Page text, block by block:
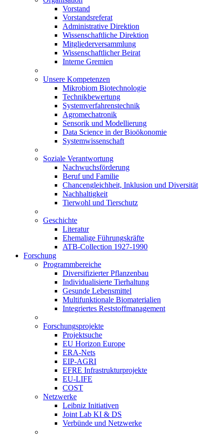
Vorstand
Vorstandsreferat
Administrative Direktion
Wissenschaftliche Direktion
Mitgliederversammlung
Wissenschaftlicher Beirat
Interne Gremien
Unsere Kompetenzen
Mikrobiom Biotechnologie
Technikbewertung
Systemverfahrenstechnik
Agromechatronik
Sensorik und Modellierung
Data Science in der Bioökonomie
Systemwissenschaft
Soziale Verantwortung
Nachwuchsförderung
Beruf und Familie
Chancengleichheit, Inklusion und Diversität
Nachhaltigkeit
Tierwohl und Tierschutz
Geschichte
Literatur
Ehemalige Führungskräfte
ATB-Collection 1927-1990
Forschung
Programmbereiche
Diversifizierter Pflanzenbau
Individualisierte Tierhaltung
Gesunde Lebensmittel
Multifunktionale Biomaterialien
Integriertes Reststoffmanagement
Forschungsprojekte
Projektsuche
EU Horizon Europe
ERA-Nets
EIP-AGRI
EFRE Infrastrukturprojekte
EU-LIFE
COST
Netzwerke
Leibniz Initiativen
Joint Lab KI & DS
Verbünde und Netzwerke